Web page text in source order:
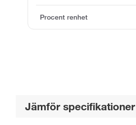
Procent renhet
Jämför specifikationer